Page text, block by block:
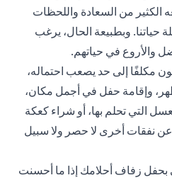
الكثير من السعادة واللحظات
حياتنا. وبطبيعة الحال، يرغب
والأروع في حياتهم.
مكلفًا إلى حد يصعب احتماله،
وإقامة حفل في أجمل مكان،
التي تحلم بها، أو شراء كعكة
عن نفقات أخرى لا حصر ولا سبيل
زفاف أحلامك إذا ما أحسنت